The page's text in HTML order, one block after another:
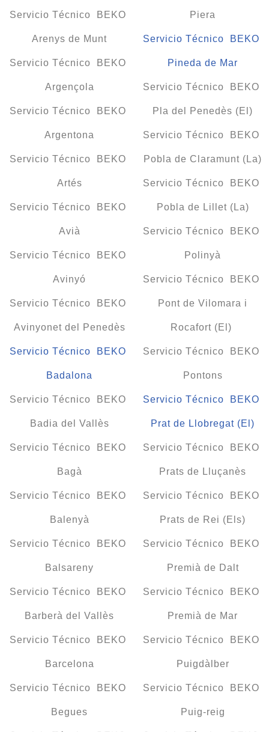
Servicio Técnico BEKO
Arenys de Munt
Servicio Técnico BEKO
Argençola
Servicio Técnico BEKO
Argentona
Servicio Técnico BEKO
Artés
Servicio Técnico BEKO
Avià
Servicio Técnico BEKO
Avinyó
Servicio Técnico BEKO
Avinyonet del Penedès
Servicio Técnico BEKO
Badalona
Servicio Técnico BEKO
Badia del Vallès
Servicio Técnico BEKO
Bagà
Servicio Técnico BEKO
Balenyà
Servicio Técnico BEKO
Balsareny
Servicio Técnico BEKO
Barberà del Vallès
Servicio Técnico BEKO
Barcelona
Servicio Técnico BEKO
Begues
Piera
Servicio Técnico BEKO
Pineda de Mar
Servicio Técnico BEKO
Pla del Penedès (El)
Servicio Técnico BEKO
Pobla de Claramunt (La)
Servicio Técnico BEKO
Pobla de Lillet (La)
Servicio Técnico BEKO
Polinyà
Servicio Técnico BEKO
Pont de Vilomara i
Rocafort (El)
Servicio Técnico BEKO
Pontons
Servicio Técnico BEKO
Prat de Llobregat (El)
Servicio Técnico BEKO
Prats de Lluçanès
Servicio Técnico BEKO
Prats de Rei (Els)
Servicio Técnico BEKO
Premià de Dalt
Servicio Técnico BEKO
Premià de Mar
Servicio Técnico BEKO
Puigdàlber
Servicio Técnico BEKO
Puig-reig